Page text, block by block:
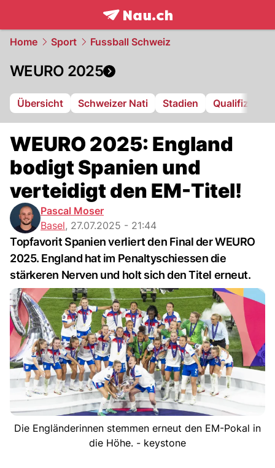
frontpage.NAU.ch
Home Sport Fussball Schweiz
WEURO 2025
Übersicht Schweizer Nati Stadien Qualifizierte
WEURO 2025: England
bodigt Spanien und
verteidigt den EM-Titel!
Pascal Moser
Basel, 27.07.2025 - 21:44
Topfavorit Spanien verliert den Final der WEURO
2025. England hat im Penaltyschiessen die
stärkeren Nerven und holt sich den Titel erneut.
Die Engländerinnen stemmen erneut den EM-Pokal in
die Höhe. - keystone